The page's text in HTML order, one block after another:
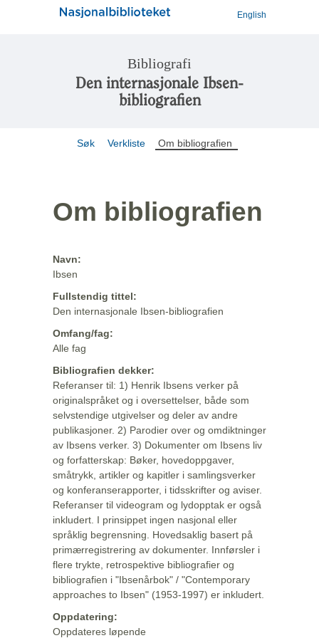
English
Bibliografi
Den internasjonale Ibsen-
bibliografien
Søk Verkliste Om bibliografien
Om bibliografien
Navn:
Ibsen
Fullstendig tittel:
Den internasjonale Ibsen-bibliografien
Omfang/fag:
Alle fag
Bibliografien dekker:
Referanser til: 1) Henrik Ibsens verker på
originalspråket og i oversettelser, både som
selvstendige utgivelser og deler av andre
publikasjoner. 2) Parodier over og omdiktninger
av Ibsens verker. 3) Dokumenter om Ibsens liv
og forfatterskap: Bøker, hovedoppgaver,
småtrykk, artikler og kapitler i samlingsverker
og konferanserapporter, i tidsskrifter og aviser.
Referanser til videogram og lydopptak er også
inkludert. I prinsippet ingen nasjonal eller
språklig begrensning. Hovedsaklig basert på
primærregistrering av dokumenter. Innførsler i
flere trykte, retrospektive bibliografier og
bibliografien i "Ibsenårbok" / "Contemporary
approaches to Ibsen" (1953-1997) er inkludert.
Oppdatering:
Oppdateres løpende